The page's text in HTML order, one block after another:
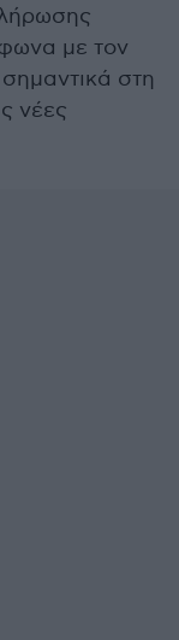
με τον
σημαντικά στη
νέες